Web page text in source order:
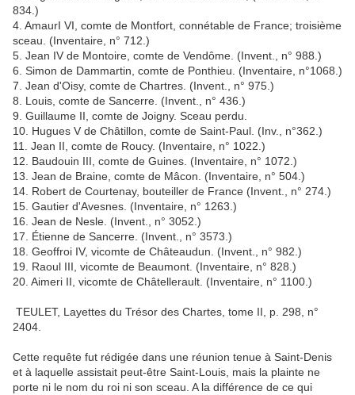
834.)
4. AmaurI VI, comte de Montfort, connétable de France; troisième
sceau. (Inventaire, n° 712.)
5. Jean IV de Montoire, comte de Vendôme. (Invent., n° 988.)
6. Simon de Dammartin, comte de Ponthieu. (Inventaire, n°1068.)
7. Jean d'Oisy, comte de Chartres. (Invent., n° 975.)
8. Louis, comte de Sancerre. (Invent., n° 436.)
9. Guillaume II, comte de Joigny. Sceau perdu.
10. Hugues V de Châtillon, comte de Saint-Paul. (Inv., n°362.)
11. Jean II, comte de Roucy. (Inventaire, n° 1022.)
12. Baudouin III, comte de Guines. (Inventaire, n° 1072.)
13. Jean de Braine, comte de Mâcon. (Inventaire, n° 504.)
14. Robert de Courtenay, bouteiller de France (Invent., n° 274.)
15. Gautier d'Avesnes. (Inventaire, n° 1263.)
16. Jean de Nesle. (Invent., n° 3052.)
17. Étienne de Sancerre. (Invent., n° 3573.)
18. Geoffroi IV, vicomte de Châteaudun. (Invent., n° 982.)
19. Raoul III, vicomte de Beaumont. (Inventaire, n° 828.)
20. Aimeri II, vicomte de Châtellerault. (Inventaire, n° 1100.)
TEULET, Layettes du Trésor des Chartes, tome II, p. 298, n°
2404.
Cette requête fut rédigée dans une réunion tenue à Saint-Denis
et à laquelle assistait peut-être Saint-Louis, mais la plainte ne
porte ni le nom du roi ni son sceau. A la différence de ce qui